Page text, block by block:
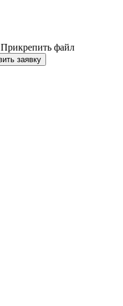
Прикрепить файл